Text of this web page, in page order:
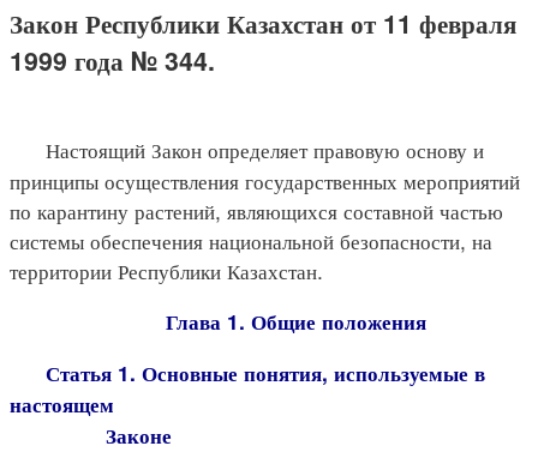
Закон Республики Казахстан от 11 февраля
1999 года № 344.
Настоящий Закон определяет правовую основу и
принципы осуществления государственных мероприятий
по карантину растений, являющихся составной частью
системы обеспечения национальной безопасности, на
территории Республики Казахстан.
Глава 1. Общие положения
Статья 1. Основные понятия, используемые в
настоящем
Законе